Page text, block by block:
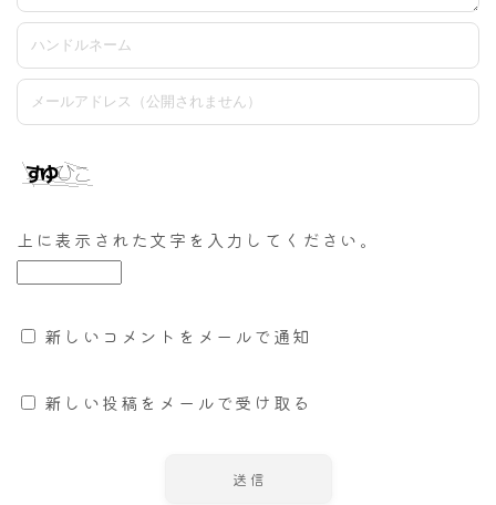
上に表示された文字を入力してください。
新しいコメントをメールで通知
新しい投稿をメールで受け取る